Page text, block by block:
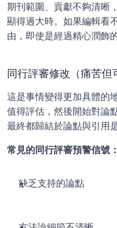
期刊範圍、貢獻不夠清晰
顯得過大時。如果編輯看
由，即使是經過精心潤飾
同行評審修改（痛苦但
這是事情變得更加具體的
值得評估，然後開始對論
最終都歸結於論點與引用
常見的同行評審預警信號：
缺乏支持的論點